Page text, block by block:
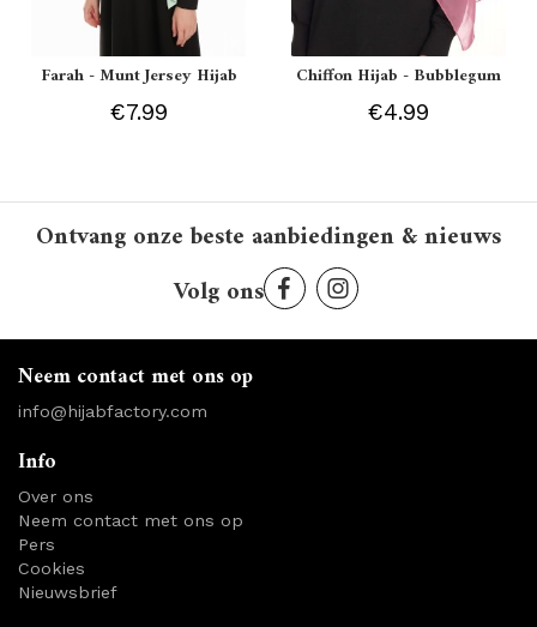
Farah - Munt Jersey Hijab
€7.99
Chiffon Hijab - Bubblegum
€4.99
Ontvang onze beste aanbiedingen & nieuws
Volg ons
Neem contact met ons op
info@hijabfactory.com
Info
Over ons
Neem contact met ons op
Pers
Cookies
Nieuwsbrief